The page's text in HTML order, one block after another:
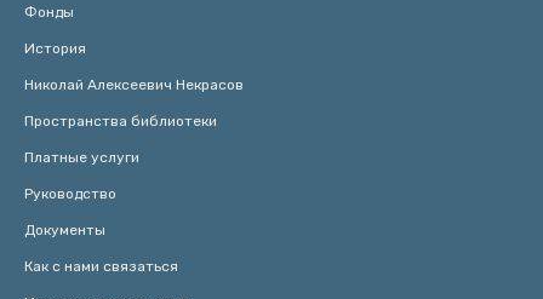
Фонды
История
Николай Алексеевич Некрасов
Пространства библиотеки
Платные услуги
Руководство
Документы
Как с нами связаться